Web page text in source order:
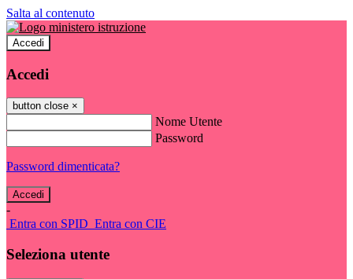
Salta al contenuto
Accedi
Accedi
button close ×
Nome Utente
Password
Password dimenticata?
-
Entra con SPID Entra con CIE
Seleziona utente